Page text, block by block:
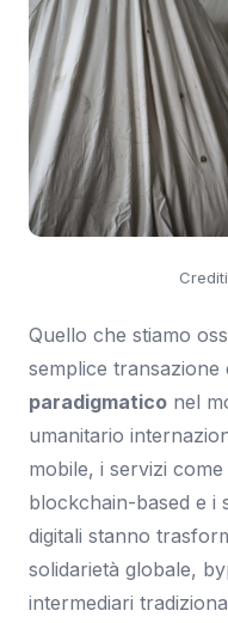
Quello che stiamo
semplice transazione
paradigmatico nel
umanitario
mobile, i servizi come
blockchain-based e i
digitali stanno
solidarietà globale,
intermediari